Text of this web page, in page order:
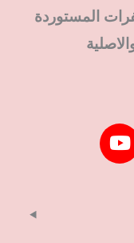
المستوردة